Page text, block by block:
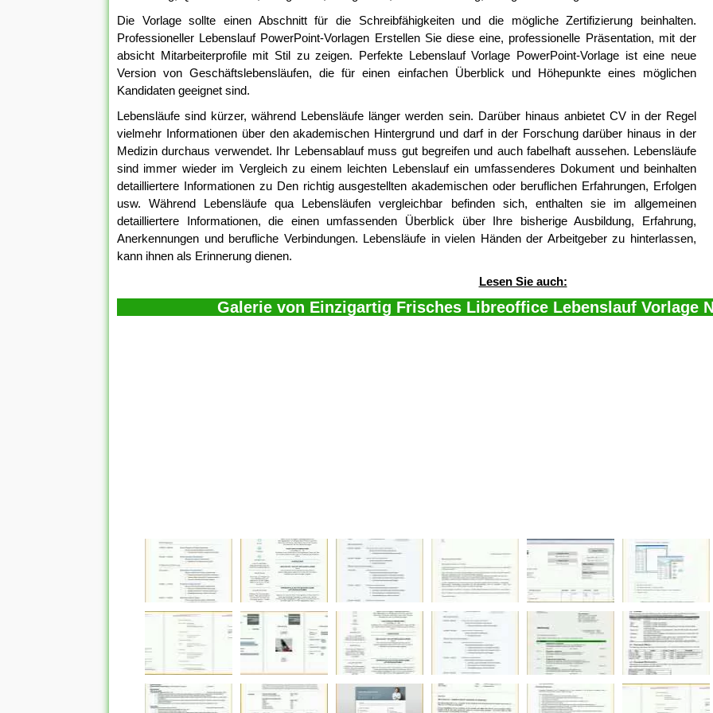
Die Vorlage sollte einen Abschnitt für die Schreibfähigkeiten und die mögliche Zertifizierung beinhalten.
Professioneller Lebenslauf PowerPoint-Vorlagen Erstellen Sie diese eine, professionelle Präsentation, mit der
absicht Mitarbeiterprofile mit Stil zu zeigen. Perfekte Lebenslauf Vorlage PowerPoint-Vorlage ist eine neue
Version von Geschäftslebensläufen, die für einen einfachen Überblick und Höhepunkte eines möglichen
Kandidaten geeignet sind.
Lebensläufe sind kürzer, während Lebensläufe länger werden sein. Darüber hinaus anbietet CV in der Regel
vielmehr Informationen über den akademischen Hintergrund und darf in der Forschung darüber hinaus in der
Medizin durchaus verwendet. Ihr Lebensablauf muss gut begreifen und auch fabelhaft aussehen. Lebensläufe
sind immer wieder im Vergleich zu einem leichten Lebenslauf ein umfassenderes Dokument und beinhalten
detailliertere Informationen zu Den richtig ausgestellten akademischen oder beruflichen Erfahrungen, Erfolgen
usw. Während Lebensläufe qua Lebensläufen vergleichbar befinden sich, enthalten sie im allgemeinen
detailliertere Informationen, die einen umfassenden Überblick über Ihre bisherige Ausbildung, Erfahrung,
Anerkennungen und berufliche Verbindungen. Lebensläufe in vielen Händen der Arbeitgeber zu hinterlassen,
kann ihnen als Erinnerung dienen.
Lesen Sie auch:
Galerie von Einzigartig Frisches Libreoffice Lebenslauf Vorlage